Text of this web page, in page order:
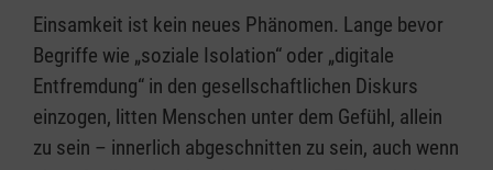
Einsamkeit ist kein neues Phänomen. Lange bevor
Begriffe wie „soziale Isolation“ oder „digitale
Entfremdung“ in den gesellschaftlichen Diskurs
einzogen, litten Menschen unter dem Gefühl, allein
zu sein – innerlich abgeschnitten zu sein, auch wenn